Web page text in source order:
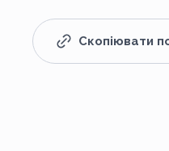
Скопіювати